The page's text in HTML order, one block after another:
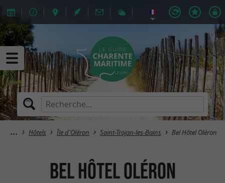
Hôtels Île d'Oléron Saint-Trojan-les-Bains Bel Hôtel Oléron
Bel Hôtel Oléron